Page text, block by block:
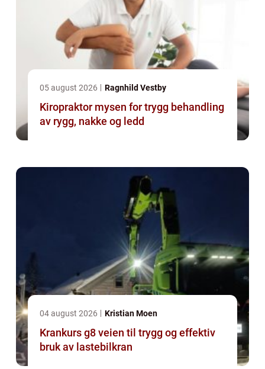
05 august 2026 Ragnhild Vestby
Kiropraktor mysen for trygg behandling
av rygg, nakke og ledd
04 august 2026 Kristian Moen
Krankurs g8 veien til trygg og effektiv
bruk av lastebilkran